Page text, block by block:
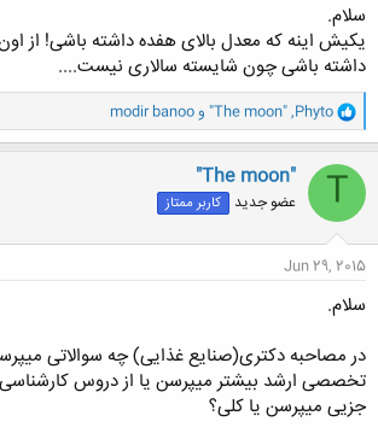
سلام.
یکیش اینه که معدل بالای هفده داشته باشی! از
داشته باشی چون شایسته سالاری نیست....
و
ا
ک
ن
ش
ا
Phyto
,
"The moon" وmodir banoo
T
"The moon"
عضو جدید کاربر ممتاز
Jun 29, 2015
سلام.
در مصاحبه دکتری(صنایع غذایی) چه سوالاتی
تخصصی ارشد بیشتر میپرسن یا از دروس
جزیی میپرسن یا کلی؟